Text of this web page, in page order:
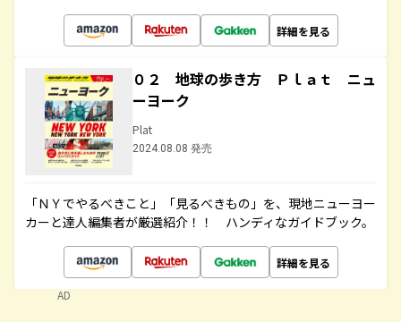
詳細を見る
０２ 地球の歩き方 Ｐｌａｔ ニュ
ーヨーク
Plat
2024.08.08 発売
「ＮＹでやるべきこと」「見るべきもの」を、現地ニューヨー
カーと達人編集者が厳選紹介！！ ハンディなガイドブック。
詳細を見る
AD